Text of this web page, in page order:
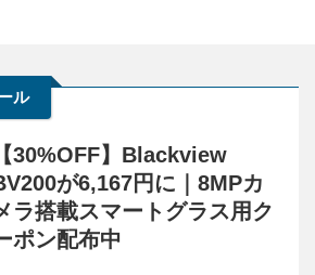
ル
【30%OFF】Blackview
が6,167円に｜8MPカ
ラ搭載スマートグラス用ク
ポン配布中